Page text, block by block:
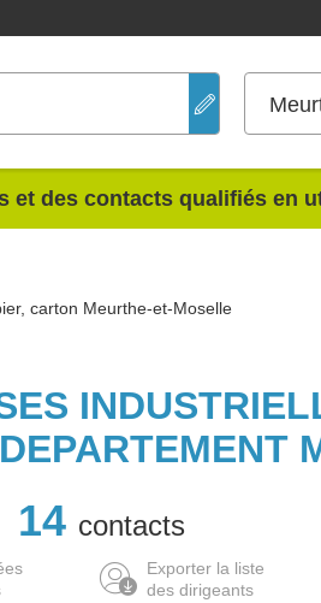
et des contacts qualifiés
carton Meurthe-et-Moselle
14 contacts
Exporter la liste
des dirigeants